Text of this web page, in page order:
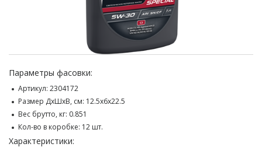
Параметры фасовки:
Артикул: 2304172
Размер ДхШхВ, см: 12.5x6x22.5
Вес брутто, кг: 0.851
Кол-во в коробке: 12 шт.
Характеристики: